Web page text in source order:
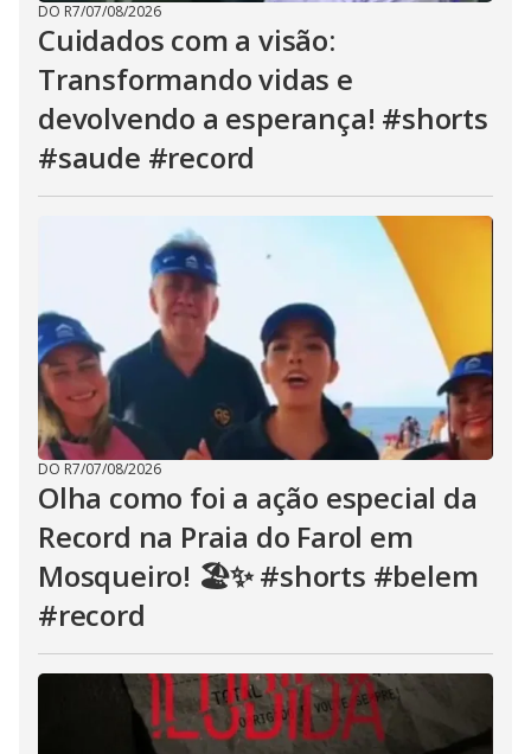
DO R7/07/08/2026
Cuidados com a visão:
Transformando vidas e
devolvendo a esperança! #shorts
#saude #record
DO R7/07/08/2026
Olha como foi a ação especial da
Record na Praia do Farol em
Mosqueiro! 🏖️✨ #shorts #belem
#record